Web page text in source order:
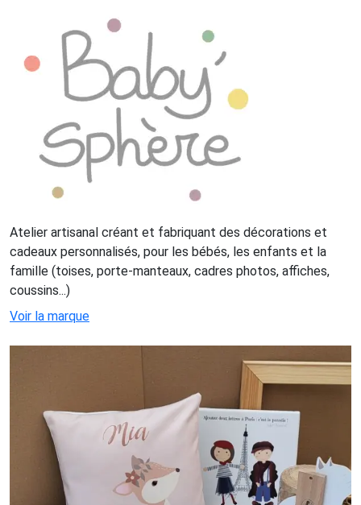
Atelier artisanal créant et fabriquant des décorations et
cadeaux personnalisés, pour les bébés, les enfants et la
famille (toises, porte-manteaux, cadres photos, affiches,
coussins...)
Voir la marque